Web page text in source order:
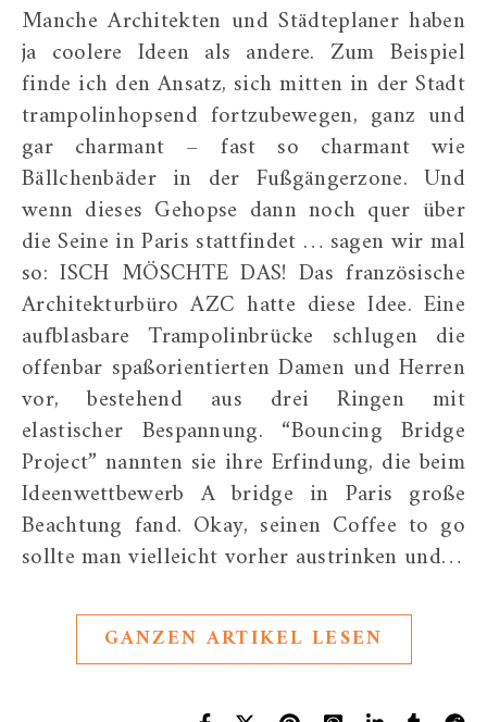
Manche Architekten und Städteplaner haben
ja coolere Ideen als andere. Zum Beispiel
finde ich den Ansatz, sich mitten in der Stadt
trampolinhopsend fortzubewegen, ganz und
gar charmant – fast so charmant wie
Bällchenbäder in der Fußgängerzone. Und
wenn dieses Gehopse dann noch quer über
die Seine in Paris stattfindet … sagen wir mal
so: ISCH MÖSCHTE DAS! Das französische
Architekturbüro AZC hatte diese Idee. Eine
aufblasbare Trampolinbrücke schlugen die
offenbar spaßorientierten Damen und Herren
vor, bestehend aus drei Ringen mit
elastischer Bespannung. “Bouncing Bridge
Project” nannten sie ihre Erfindung, die beim
Ideenwettbewerb A bridge in Paris große
Beachtung fand. Okay, seinen Coffee to go
sollte man vielleicht vorher austrinken und…
GANZEN ARTIKEL LESEN